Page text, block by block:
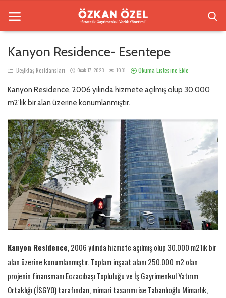
Anasayfa
Beşiktaş Rezidansları
Bilgilendirme
Sektörel Bilgi
Galeri
Türkçe
Kanyon Residence- Esentepe
Beşiktaş Rezidansları Ocak 17, 2023 1031 Okuma Listesine Ekle
Kanyon Residence, 2006 yılında hizmete açılmış olup 30.000
m2'lik bir alan üzerine konumlanmıştır.
Kanyon Residence, 2006 yılında hizmete açılmış olup 30.000 m2'lik bir
alan üzerine konumlanmıştır. Toplam inşaat alanı 250.000 m2 olan
projenin finansmanı Eczacıbaşı Topluluğu ve İş Gayrimenkul Yatırım
Ortaklığı (İSGYO) tarafından, mimari tasarımı ise Tabanlıoğlu Mimarlık,